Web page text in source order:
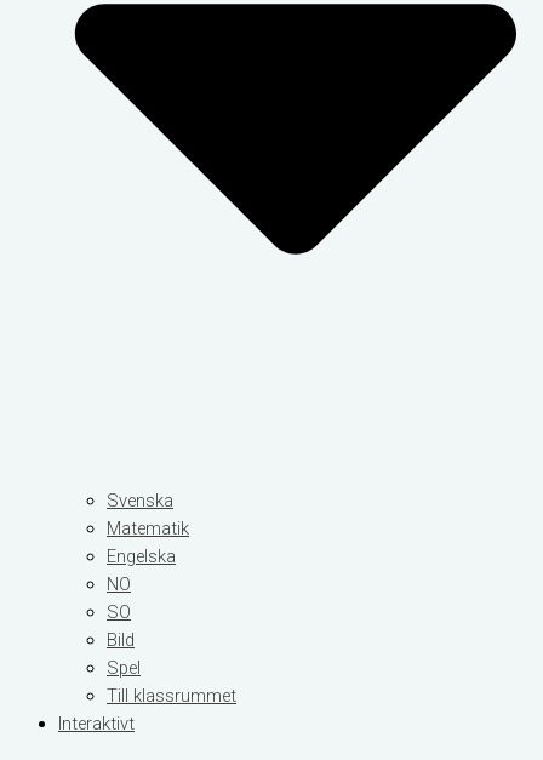
Svenska
Matematik
Engelska
NO
SO
Bild
Spel
Till klassrummet
Interaktivt